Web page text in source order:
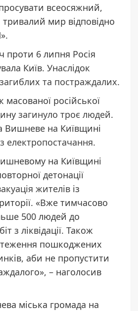
всеосяжний,
мир відповідно
проти 6 липня Росія
Київ. Унаслідок
та постраждалих.
масованої російської
загинуло троє людей.
Вишневе на Київщині
електропостачання.
на Київщині
детонації
жителів із
«Вже тимчасово
500 людей до
з ліквідації. Також
пошкоджених
аби не пропустити
– наголосив
міська громада на